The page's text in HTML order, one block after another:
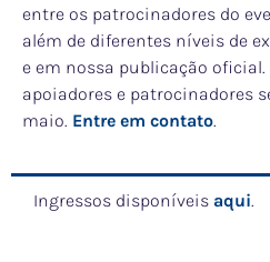
entre os patrocinadores do
além de diferentes níveis de
e em nossa publicação
apoiadores e patrocinadores
maio. Entre em contato.
Ingressos disponíveis aqui.